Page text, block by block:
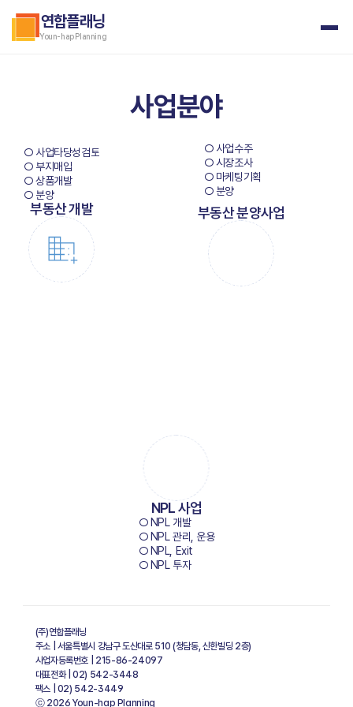
연합플래닝
Youn-hap Planning
사업분야
○ 사업타당성검토
○ 부지매입
○ 상품개발
○ 분양
부동산 개발 부동산 분양사업
○ 사업수주
○ 시장조사
○ 마케팅기획
○ 분양
NPL 사업
○ NPL 개발
○ NPL 관리, 운용
○ NPL, Exit
○ NPL 투자
(주)연합플래닝
주소 | 서울특별시 강남구 도산대로 510 (청담동, 신한빌딩 2층)
사업자등록번호 | 215-86-24097
대표전화 | 02) 542-3448
팩스 | 02) 542-3449
ⓒ 2026 Youn-hap Planning